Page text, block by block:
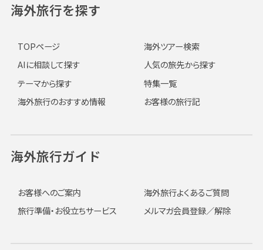
海外旅行を探す
TOPページ
海外ツアー検索
AIに相談して探す
人気の旅先から探す
テーマから探す
特集一覧
海外旅行のおすすめ情報
お客様の旅行記
海外旅行ガイド
お客様へのご案内
海外旅行よくあるご質問
旅行準備・お役立ちサービス
メルマガ会員登録／解除